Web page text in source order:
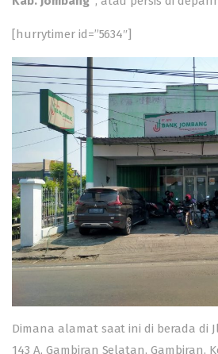
[hurrytimer id=”5634″]
Dimana alamat saat ini di berada di
143 A, Gambiran Selatan, Gambiran,